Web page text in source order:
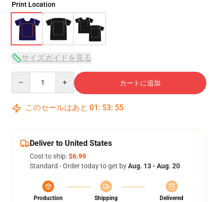
Print Location
サイズガイドを見る
カートに追加
このセールはあと 01 : 53: 54
Deliver to United States
Cost to ship:$6.99
Standard - Order today to get byAug. 13 - Aug. 20
Production
Shipping
Delivered